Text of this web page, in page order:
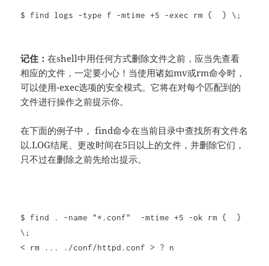
$ find logs -type f -mtime +5 -exec rm { } \;
记住：在shell中用任何方式删除文件之前，应当先查看
相应的文件，一定要小心！当使用诸如mv或rm命令时，
可以使用-exec选项的安全模式。它将在对每个匹配到的
文件进行操作之前提示你。
在下面的例子中， find命令在当前目录中查找所有文件名
以.LOG结尾、更改时间在5日以上的文件，并删除它们，
只不过在删除之前先给出提示。
$ find . -name "*.conf" -mtime +5 -ok rm { }
\;
< rm ... ./conf/httpd.conf > ? n